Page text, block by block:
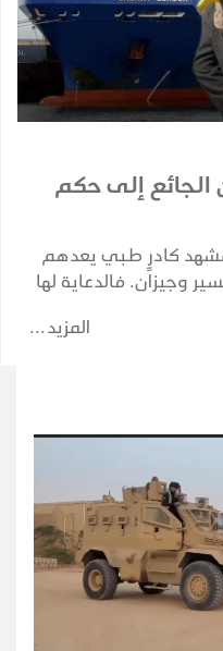
الجائع إلى حكم
كادرٍ طبي يعدهم
وجيزان. فالدعاية لها
أحلام البائسين
المزيد